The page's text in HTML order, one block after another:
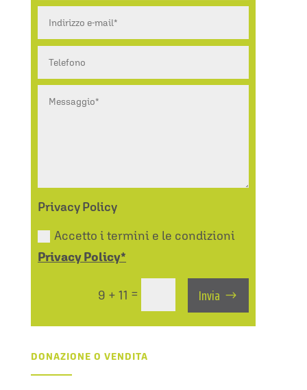
Privacy Policy
Accetto i termini e le condizioni
Privacy Policy*
9 + 11 = Invia
DONAZIONE O VENDITA